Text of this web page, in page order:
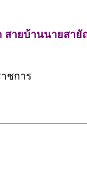
สายบ้านนายสา
ชการ